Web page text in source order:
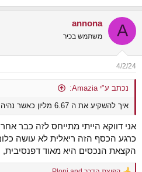
A
annona
משתמש בכיר
4/2/24
נכתב ע"י Amazia:
איך להשקיע את ה 6.67 מליון כאשר נהיה בסביבת רבית 0
אני דווקא הייתי מתייחס לזה כבר
כרגע הכסף הזה ריאלית לא עושה
הקצאת הנכסים היא מאוד